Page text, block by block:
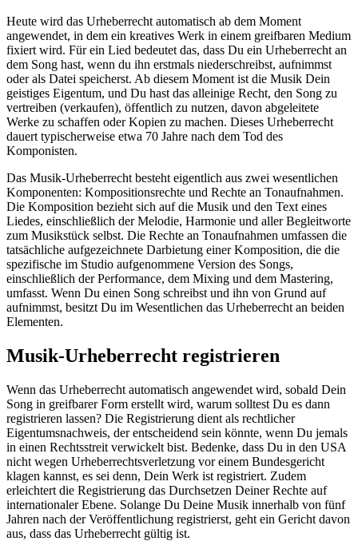
Heute wird das Urheberrecht automatisch ab dem Moment
angewendet, in dem ein kreatives Werk in einem greifbaren Medium
fixiert wird. Für ein Lied bedeutet das, dass Du ein Urheberrecht an
dem Song hast, wenn du ihn erstmals niederschreibst, aufnimmst
oder als Datei speicherst. Ab diesem Moment ist die Musik Dein
geistiges Eigentum, und Du hast das alleinige Recht, den Song zu
vertreiben (verkaufen), öffentlich zu nutzen, davon abgeleitete
Werke zu schaffen oder Kopien zu machen. Dieses Urheberrecht
dauert typischerweise etwa 70 Jahre nach dem Tod des
Komponisten.
Das Musik-Urheberrecht besteht eigentlich aus zwei wesentlichen
Komponenten: Kompositionsrechte und Rechte an Tonaufnahmen.
Die Komposition bezieht sich auf die Musik und den Text eines
Liedes, einschließlich der Melodie, Harmonie und aller Begleitworte
zum Musikstück selbst. Die Rechte an Tonaufnahmen umfassen die
tatsächliche aufgezeichnete Darbietung einer Komposition, die die
spezifische im Studio aufgenommene Version des Songs,
einschließlich der Performance, dem Mixing und dem Mastering,
umfasst. Wenn Du einen Song schreibst und ihn von Grund auf
aufnimmst, besitzt Du im Wesentlichen das Urheberrecht an beiden
Elementen.
Musik-Urheberrecht registrieren
Wenn das Urheberrecht automatisch angewendet wird, sobald Dein
Song in greifbarer Form erstellt wird, warum solltest Du es dann
registrieren lassen? Die Registrierung dient als rechtlicher
Eigentumsnachweis, der entscheidend sein könnte, wenn Du jemals
in einen Rechtsstreit verwickelt bist. Bedenke, dass Du in den USA
nicht wegen Urheberrechtsverletzung vor einem Bundesgericht
klagen kannst, es sei denn, Dein Werk ist registriert. Zudem
erleichtert die Registrierung das Durchsetzen Deiner Rechte auf
internationaler Ebene. Solange Du Deine Musik innerhalb von fünf
Jahren nach der Veröffentlichung registrierst, geht ein Gericht davon
aus, dass das Urheberrecht gültig ist.